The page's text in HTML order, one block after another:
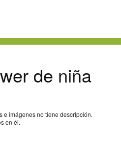
de niña
e imágenes no tiene descripción.
en él.